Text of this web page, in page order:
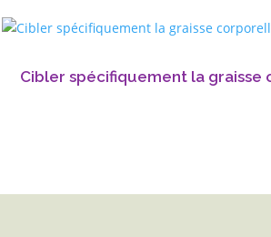
Cibler spécifiquement la graisse